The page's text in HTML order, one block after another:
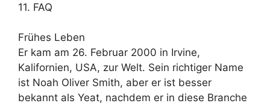
11. FAQ
Frühes Leben
Er kam am 26. Februar 2000 in Irvine,
Kalifornien, USA, zur Welt. Sein richtiger Name
ist Noah Oliver Smith, aber er ist besser
bekannt als Yeat, nachdem er in diese Branche